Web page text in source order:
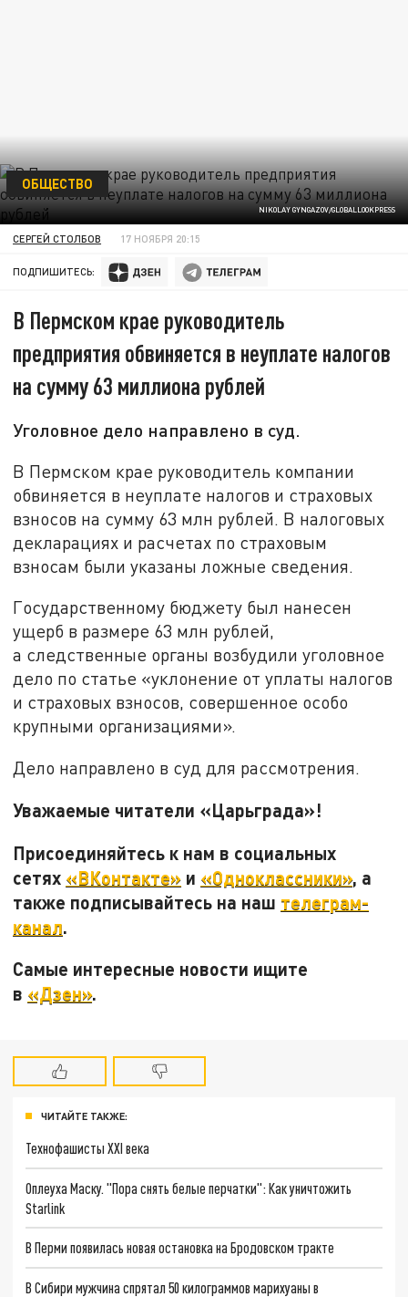
NIKOLAY GYNGAZOV/GLOBALLOOKPRESS
ОБЩЕСТВО
СЕРГЕЙ СТОЛБОВ 17 НОЯБРЯ 20:15
ПОДПИШИТЕСЬ:
В Пермском крае руководитель
предприятия обвиняется в неуплате налогов
на сумму 63 миллиона рублей
Уголовное дело направлено в суд.
В Пермском крае руководитель компании
обвиняется в неуплате налогов и страховых
взносов на сумму 63 млн рублей. В налоговых
декларациях и расчетах по страховым
взносам были указаны ложные сведения.
Государственному бюджету был нанесен
ущерб в размере 63 млн рублей,
а следственные органы возбудили уголовное
дело по статье «уклонение от уплаты налогов
и страховых взносов, совершенное особо
крупными организациями».
Дело направлено в суд для рассмотрения.
Уважаемые читатели «Царьграда»!
Присоединяйтесь к нам в социальных
сетях «ВКонтакте» и «Одноклассники», а
также подписывайтесь на наш телеграм-
канал.
Самые интересные новости ищите
в «Дзен».
ЧИТАЙТЕ ТАКЖЕ:
Технофашисты XXI века
Оплеуха Маску. "Пора снять белые перчатки": Как уничтожить
Starlink
В Перми появилась новая остановка на Бродовском тракте
В Сибири мужчина спрятал 50 килограммов марихуаны в